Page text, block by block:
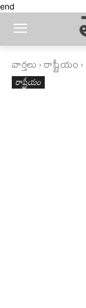
end
వార్తలు రాష్ట్రీయం
రాష్ట్రీయం